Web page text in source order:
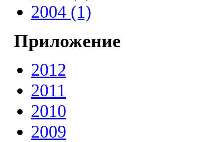
2004 (1)
Приложение
2012
2011
2010
2009